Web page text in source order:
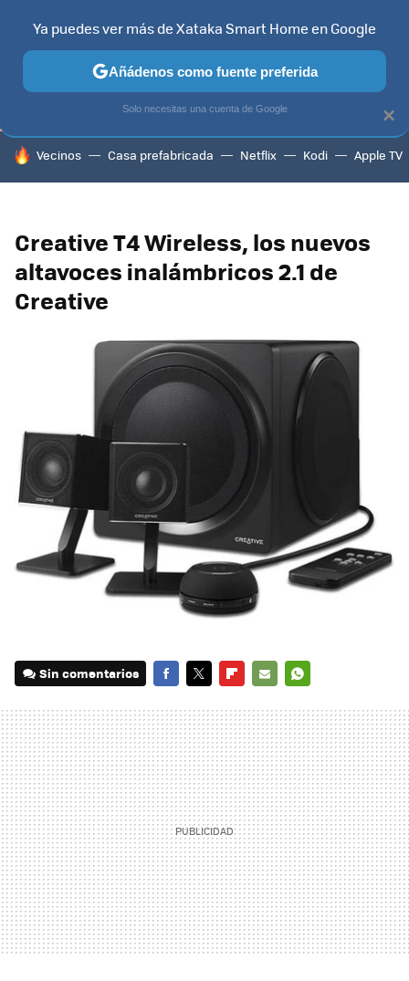
TELEVISORES CONTENIDOS SMART TV SELECCIÓN
HOY SE HABLA DE
Vecinos Casa prefabricada Netflix Kodi Apple TV
Creative T4 Wireless, los nuevos
altavoces inalámbricos 2.1 de
Creative
Sin comentarios
MAIL
×
Ya puedes ver más de Xataka Smart Home en Google
Añádenos como fuente preferida
Solo necesitas una cuenta de Google